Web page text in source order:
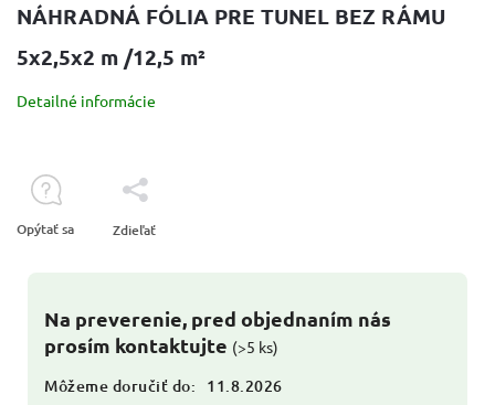
Na preverenie, pred objednaním nás
prosím kontaktujte (>5 ks)
Môžeme doručiť do: 11.8.2026
NÁHRADNÁ FÓLIA PRE TUNEL BEZ RÁMU
5x2,5x2 m /12,5 m²
Detailné informácie
Opýtať sa Zdieľať